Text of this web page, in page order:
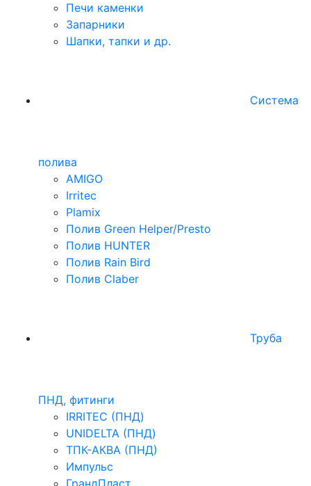
Печи каменки
Запарники
Шапки, тапки и др.
Система
полива
AMIGO
Irritec
Plamix
Полив Green Helper/Presto
Полив HUNTER
Полив Rain Bird
Полив Claber
Труба
ПНД, фитинги
IRRITEC (ПНД)
UNIDELTA (ПНД)
ТПК-АКВА (ПНД)
Импульс
ГрандПласт